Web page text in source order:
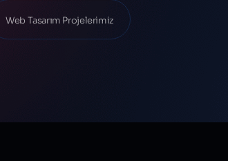
Web Tasarım Projelerimiz